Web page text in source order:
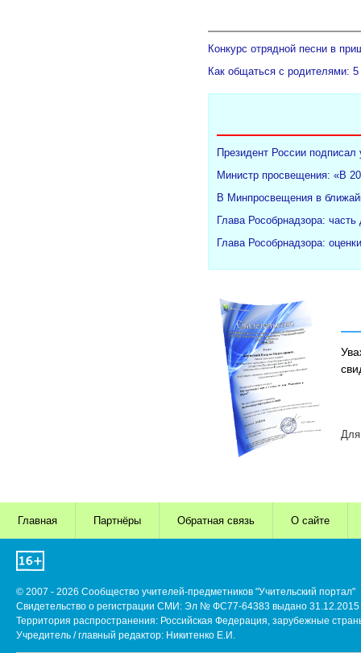
Конкурс отрядной песни в
Как общаться с родителями: 5
Президент России подписал
Министр просвещения: «В
В Минпросвещения в
Глава Рособрнадзора:
Глава Рособрнадзора:
Для
Главная Партнёры Обратная связь О сайте
© 2007 - 2026 Сообщество учителей-предметников "Учительский портал"
Свидетельство о регистрации СМИ: Эл № ФС77-64383 выдано 31.12.2015
Территория распространения: Российская Федерация, зарубежные
Учредитель / главный редактор: Никитенко Е.И.